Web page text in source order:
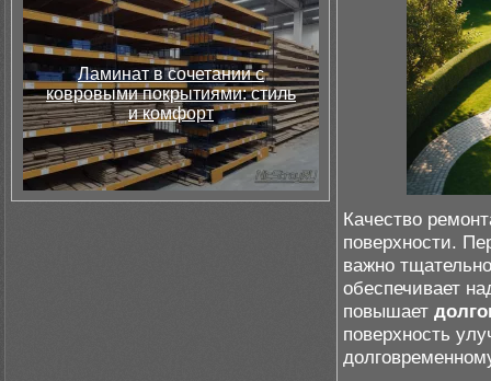
Ламинат в сочетании с
ковровыми покрытиями: стиль
и комфорт
Качество
поверхности.
важно
обеспечивает
повышает
поверхность